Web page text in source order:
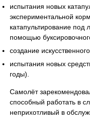
испытания новых
экспериментальной
катапультирование под
помощью
создание
испытания новых
годы).
Самолёт
способный работать в
неприхотливый в